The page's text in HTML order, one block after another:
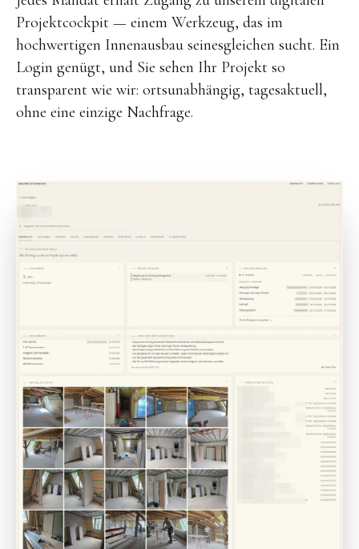
Projektcockpit — einem Werkzeug, das im
hochwertigen Innenausbau seinesgleichen sucht. Ein
Login genügt, und Sie sehen Ihr Projekt so
transparent wie wir: ortsunabhängig, tagesaktuell,
ohne eine einzige Nachfrage.